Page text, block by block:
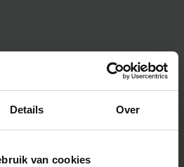
Details Over
van cookies